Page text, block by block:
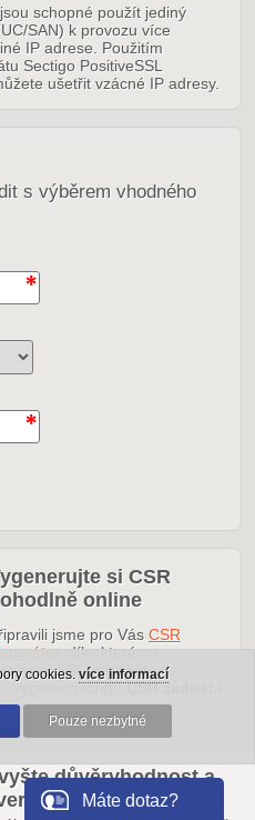
schopné použít jediný
SAN) k provozu více
IP adrese. Použitím
Sectigo PositiveSSL
ušetřit vzácné IP adresy.
s výběrem vhodného
si CSR
online
jsme pro Vás CSR
, díky kterému
SSL certifikátu i s
VygenerovanouCSR žádost i
důvěryhodnost a
Máte dotaz?
cookies. více informací
Pouze nezbytné